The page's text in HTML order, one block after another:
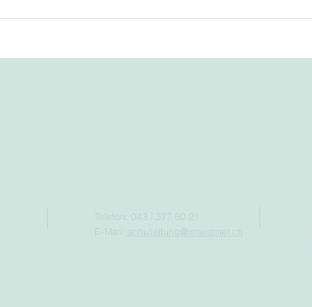
Telefon: 043 / 377 60 21
E-Mail:
schulleitung@imwidmer.ch